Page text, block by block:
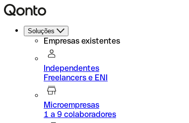
Soluções
Empresas existentes
Independentes
Freelancers e ENI
Microempresas
1 a 9 colaboradores